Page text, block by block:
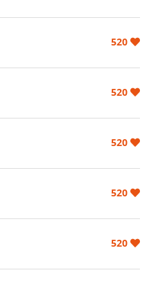
520
520
520
520
520